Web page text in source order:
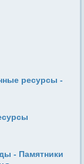
ресурсы -
- Памятники